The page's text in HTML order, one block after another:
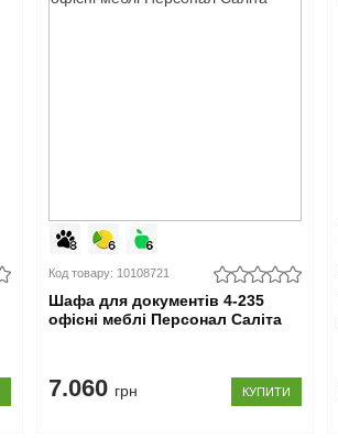
Код товару: 10108721
Шафа для документів 4-235
офісні меблі Персонал Саліта
7.060 грн КУПИТИ